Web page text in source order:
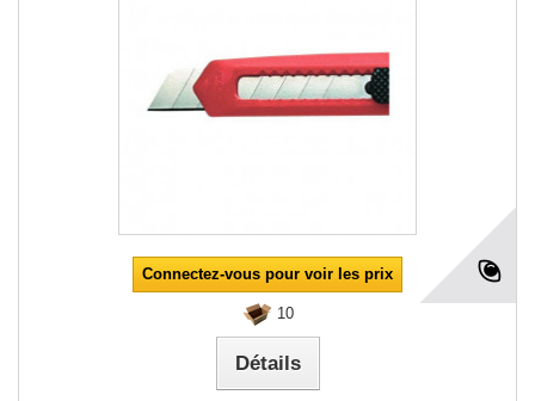
Connectez-vous pour voir les prix
10
Détails